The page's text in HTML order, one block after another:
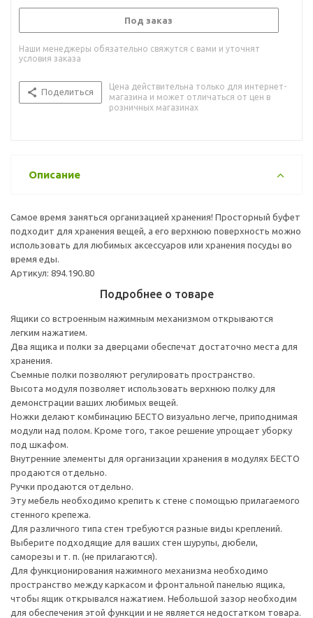
Под заказ
Наши менеджеры обязательно свяжутся с вами и уточнят
условия заказа
Поделиться
Цена действительна только для интернет-
магазина и может отличаться от цен в
розничных магазинах
Описание
Самое время заняться организацией хранения! Просторный буфет
подходит для хранения вещей, а его верхнюю поверхность можно
использовать для любимых аксессуаров или хранения посуды во
время еды.
Артикул: 894.190.80
Подробнее о товаре
Ящики со встроенным нажимным механизмом открываются
легким нажатием.
Два ящика и полки за дверцами обеспечат достаточно места для
хранения.
Съемные полки позволяют регулировать пространство.
Высота модуля позволяет использовать верхнюю полку для
демонстрации ваших любимых вещей.
Ножки делают комбинацию БЕСТО визуально легче, приподнимая
модули над полом. Кроме того, такое решение упрощает уборку
под шкафом.
Внутренние элементы для организации хранения в модулях БЕСТО
продаются отдельно.
Ручки продаются отдельно.
Эту мебель необходимо крепить к стене с помощью прилагаемого
стенного крепежа.
Для различного типа стен требуются разные виды креплений.
Выберите подходящие для ваших стен шурупы, дюбели,
саморезы и т. п. (не прилагаются).
Для функционирования нажимного механизма необходимо
пространство между каркасом и фронтальной панелью ящика,
чтобы ящик открывался нажатием. Небольшой зазор необходим
для обеспечения этой функции и не является недостатком товара.